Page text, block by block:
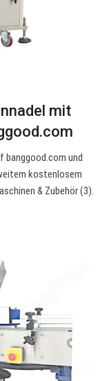
mit
banggood.com und
kostenlosem
& Zubehör (3).